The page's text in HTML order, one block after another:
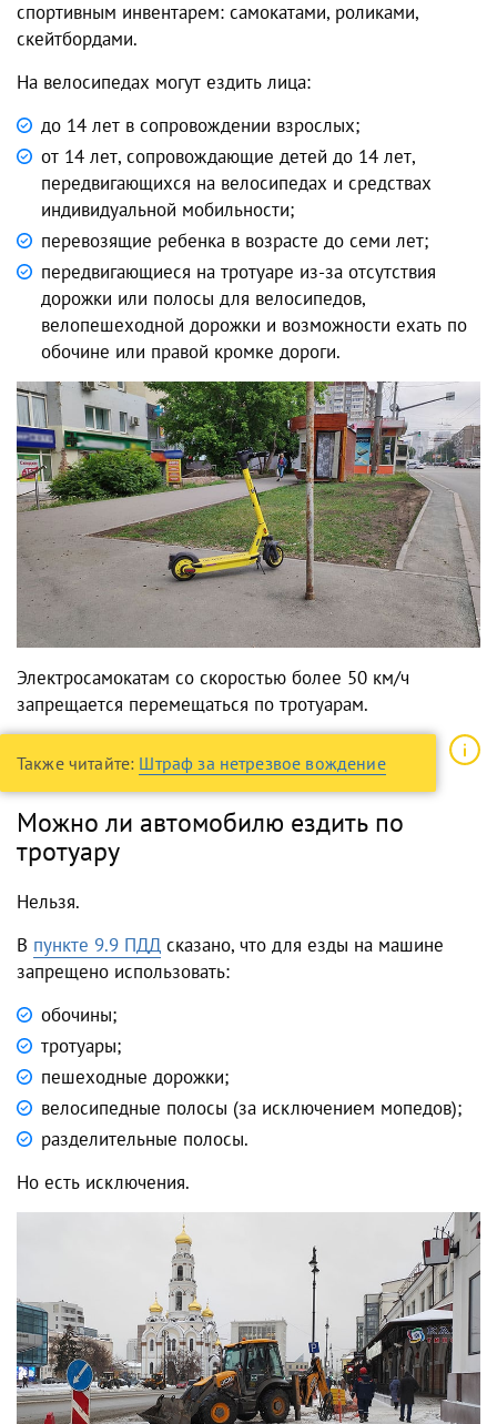
спортивным инвентарем: самокатами, роликами,
скейтбордами.
На велосипедах могут ездить лица:
до 14 лет в сопровождении взрослых;
от 14 лет, сопровождающие детей до 14 лет,
передвигающихся на велосипедах и средствах
индивидуальной мобильности;
перевозящие ребенка в возрасте до семи лет;
передвигающиеся на тротуаре из-за отсутствия
дорожки или полосы для велосипедов,
велопешеходной дорожки и возможности ехать по
обочине или правой кромке дороги.
Электросамокатам со скоростью более 50 км/ч
запрещается перемещаться по тротуарам.
Также читайте: Штраф за нетрезвое вождение
Можно ли автомобилю ездить по
тротуару
Нельзя.
В пункте 9.9 ПДД сказано, что для езды на машине
запрещено использовать:
обочины;
тротуары;
пешеходные дорожки;
велосипедные полосы (за исключением мопедов);
разделительные полосы.
Но есть исключения.